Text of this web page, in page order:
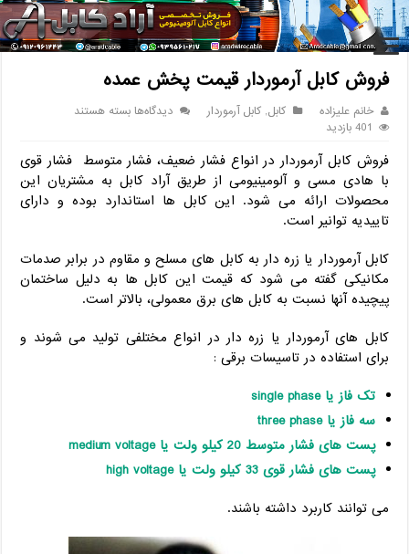
خانه / کابل / فروش کابل آرموردار قیمت پخش عمده
فروش کابل آرموردار قیمت پخش عمده
خانم علیزاده کابل,کابل آرموردار دیدگاه‌هابرای
آرموردار
قیمت
پخش
عمده
بسته هستند
401 بازدید
فروش کابل آرموردار در انواع فشار ضعیف، فشار متوسط فشار قوی
با هادی مسی و آلومینیومی از طریق آراد کابل به مشتریان این
محصولات ارائه می شود. این کابل ها استاندارد بوده و دارای
تاییدیه توانیر است.
کابل آرموردار یا زره دار به کابل های مسلح و مقاوم در برابر صدمات
مکانیکی گفته می شود که قیمت این کابل ها به دلیل ساختمان
پیچیده آنها نسبت به کابل های برق معمولی، بالاتر است.
کابل های آرموردار یا زره دار در انواع مختلفی تولید می شوند و
برای استفاده در تاسیسات برقی :
تک فاز یا single phase
سه فاز یا three phase
پست های فشار متوسط 20 کیلو ولت یا medium voltage
پست های فشار قوی 33 کیلو ولت یا high voltage
می توانند کاربرد داشته باشند.